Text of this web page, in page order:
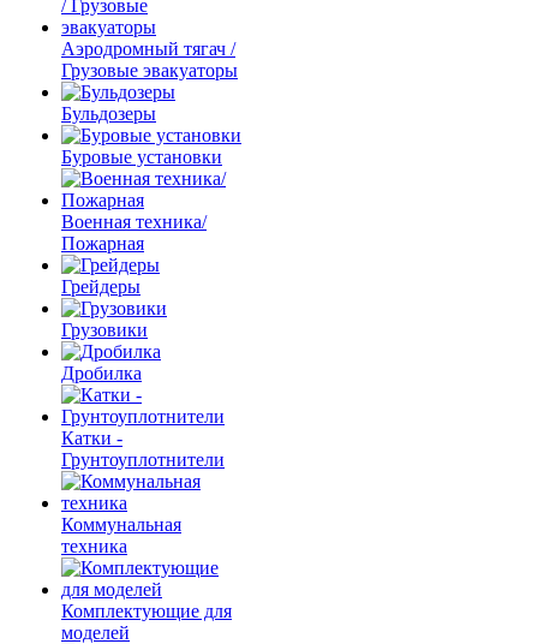
Аэродромный тягач /
Грузовые эвакуаторы
Бульдозеры
Буровые установки
Военная техника/
Пожарная
Грейдеры
Грузовики
Дробилка
Катки -
Грунтоуплотнители
Коммунальная
техника
Комплектующие для
моделей